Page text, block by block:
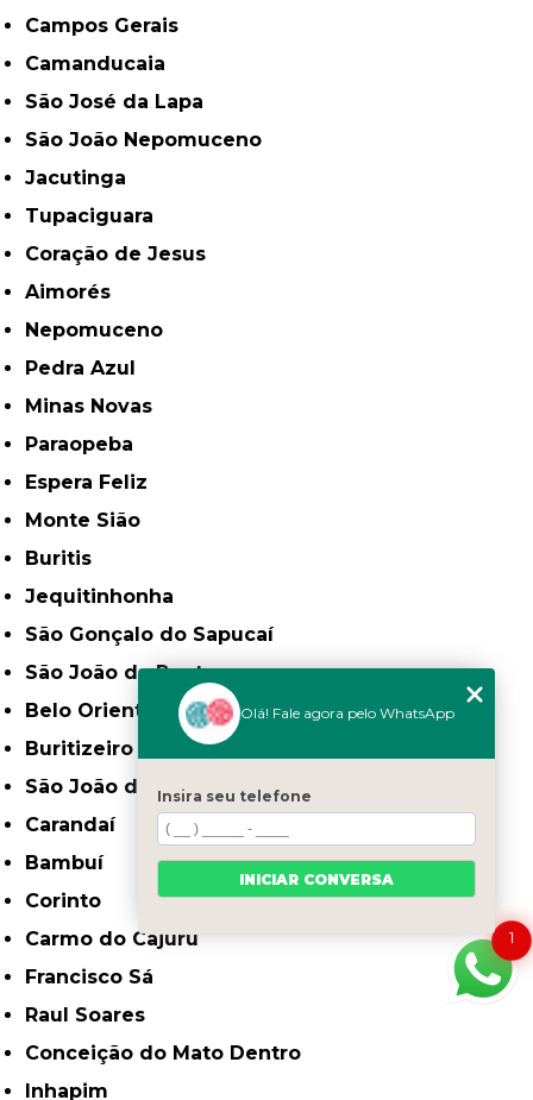
Campos Gerais
Camanducaia
São José da Lapa
São João Nepomuceno
Jacutinga
Tupaciguara
Coração de Jesus
Aimorés
Nepomuceno
Pedra Azul
Minas Novas
Paraopeba
Espera Feliz
Monte Sião
Buritis
Jequitinhonha
São Gonçalo do Sapucaí
São João da Ponte
Belo Oriente
Buritizeiro
São João do Paraíso
Carandaí
Bambuí
Corinto
Carmo do Cajuru
Francisco Sá
Raul Soares
Conceição do Mato Dentro
Inhapim
1
Olá! Fale agora pelo WhatsApp
Insira seu telefone
INICIAR CONVERSA